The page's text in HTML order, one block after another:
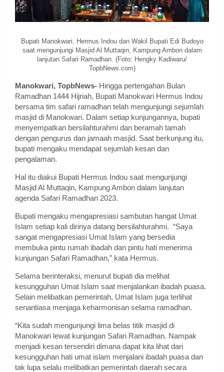
Bupati Manokwari, Hermus Indou dan Wakil Bupati Edi Budoyo
saat mengunjungi Masjid Al Muttaqin, Kampung Ambon dalam
lanjutan Safari Ramadhan. (Foto: Hengky Kadiwaru/
TopbNews.com)
Manokwari, TopbNews- Hingga pertengahan Bulan
Ramadhan 1444 Hijriah, Bupati Manokwari Hermus Indou
bersama tim safari ramadhan telah mengunjungi sejumlah
masjid di Manokwari. Dalam setiap kunjungannya, bupati
menyempatkan bersilahturahmi dan beramah tamah
dengan pengurus dan jamaah masjid. Saat berkunjung itu,
bupati mengaku mendapat sejumlah kesan dan
pengalaman.
Hal itu diakui Bupati Hermus Indou saat mengunjungi
Masjid Al Muttaqin, Kampung Ambon dalam lanjutan
agenda Safari Ramadhan 2023.
Bupati mengaku mengapresiasi sambutan hangat Umat
Islam setiap kali dirinya datang bersilahturahmi. “Saya
sangat mengapresiasi Umat Islam yang bersedia
membuka pintu rumah ibadah dan pintu hati menerima
kunjungan Safari Ramadhan,” kata Hermus.
Selama berinteraksi, menurut bupati dia melihat
kesungguhan Umat Islam saat menjalankan ibadah puasa.
Selain melibatkan pemerintah, Umat Islam juga terlihat
senantiasa menjaga keharmonisan selama ramadhan.
“Kita sudah mengunjungi lima belas titik masjid di
Manokwari lewat kunjungan Safari Ramadhan. Nampak
menjadi kesan tersendiri dimana dapat kita lihat dari
kesungguhan hati umat islam menjalani ibadah puasa dan
tak lupa selalu melibatkan pemerintah daerah secara